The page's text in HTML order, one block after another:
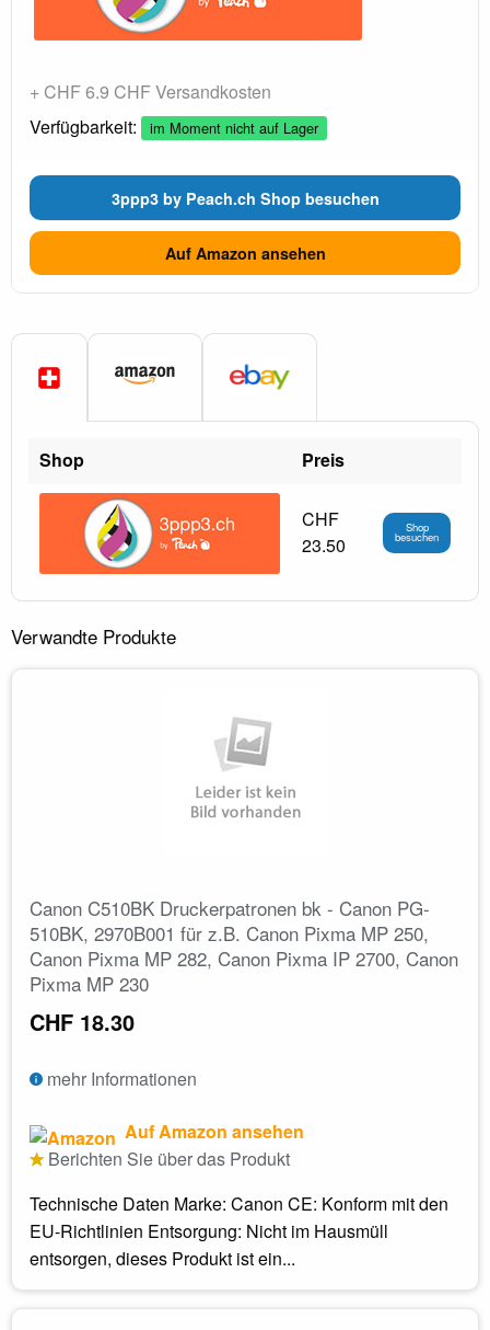
+ CHF 6.9 CHF Versandkosten
Verfügbarkeit:
im Moment nicht auf Lager
3ppp3 by Peach.ch Shop besuchen
Auf Amazon ansehen
Shop Preis
CHF
23.50
Shop
besuchen
Verwandte Produkte
Canon C510BK Druckerpatronen bk - Canon PG-
510BK, 2970B001 für z.B. Canon Pixma MP 250,
Canon Pixma MP 282, Canon Pixma IP 2700, Canon
Pixma MP 230
CHF 18.30
mehr Informationen
Auf Amazon ansehen
Berichten Sie über das Produkt
Technische Daten Marke: Canon CE: Konform mit den
EU-Richtlinien Entsorgung: Nicht im Hausmüll
entsorgen, dieses Produkt ist ein...